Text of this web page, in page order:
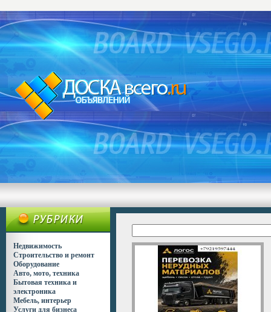
Недвижимость
Строительство и ремонт
Оборудование
Авто, мото, техника
Бытовая техника и
электроника
Мебель, интерьер
Услуги для бизнеса